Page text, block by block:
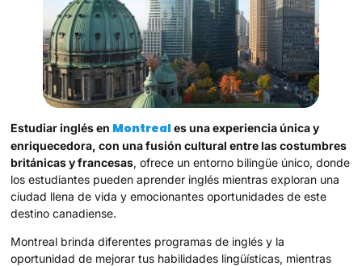
Estudiar inglés en Montreales una experiencia única y
enriquecedora, con una fusión cultural entre las costumbres
británicas y francesas, ofrece un entorno bilingüe único, donde
los estudiantes pueden aprender inglés mientras exploran una
ciudad llena de vida y emocionantes oportunidades de este
destino canadiense.
Montreal brinda diferentes programas de inglés y la
oportunidad de mejorar tus habilidades lingüísticas, mientras